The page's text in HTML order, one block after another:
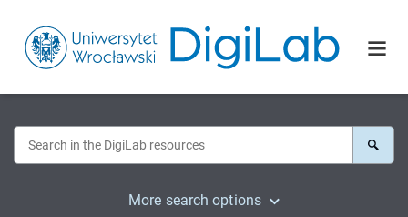
More search options